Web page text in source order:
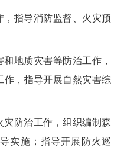
，指导消防监督、火灾预
和地质灾害等防治工作，
，指导开展自然灾害综
灾防治工作，组织编制森
实施；指导开展防火巡